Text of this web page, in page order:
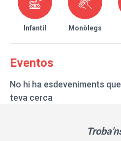
Infantil Monòlegs
Eventos
No hi ha esdeveniments
teva cerca